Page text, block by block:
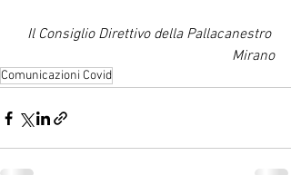
Il Consiglio Direttivo della Pallacanestro
Mirano
Comunicazioni Covid